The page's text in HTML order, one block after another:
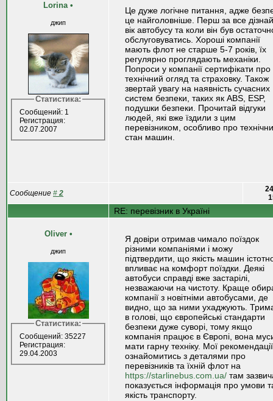
Lorina •
джип
Статистика:
Сообщений: 1
Регистрация:
02.07.2007
Це дуже логічне питання, адже
це найголовніше. Перш за все
вік автобусу та коли він був
обслуговуватись. Хороші компанії
мають флот не старше 5-7 років, їх
регулярно проглядають механіки.
Попроси у компанії сертифікати про
технічний огляд та страховку. Також
звертай увагу на наявність сучасних
систем безпеки, таких як ABS, ESP,
подушки безпеки. Прочитай відгуки
людей, які вже їздили з цим
перевізником, особливо про
стан машин.
Сообщение # 2
RE: перевізник в Україні
Oliver •
джип
Статистика:
Сообщений: 35227
Регистрация:
29.04.2003
Я довіри отримав чимало поїздок
різними компаніями і можу
підтвердити, що якість машин
впливає на комфорт поїздки. Деякі
автобуси справді вже застарілі,
незважаючи на чистоту. Краще
компанії з новітніми автобусами, де
видно, що за ними ухаджують.
в голові, що європейські стандарти
безпеки дуже суворі, тому якщо
компанія працює в Європі, вона
мати гарну техніку. Мої рекомендації
ознайомитись з деталями про
перевізників та їхній флот на
https://starlinebus.com.ua/ там
показується інформація про умови
якість транспорту.